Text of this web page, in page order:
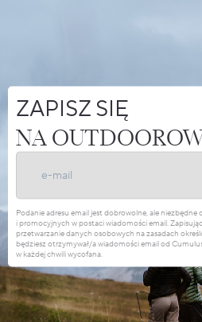
ZAPISZ SIĘ
NA
Podanie adresu email jest dobrowolne, ale
i promocyjnych w postaci wiadomości email.
przetwarzanie danych osobowych na zasadach
będziesz otrzymywał/a wiadomości email od
w każdej chwili wycofana.